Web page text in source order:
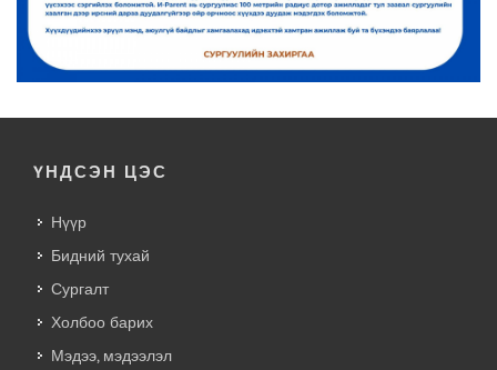
ҮНДСЭН ЦЭС
Нүүр
Бидний тухай
Сургалт
Холбоо барих
Мэдээ, мэдээлэл